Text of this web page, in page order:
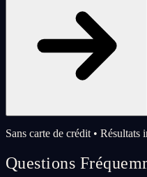
Sans carte de crédit • Résultats
Questions